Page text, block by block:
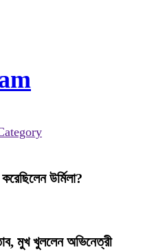
উর্মিলা?
মুখ খুললেন অভিনেত্রী